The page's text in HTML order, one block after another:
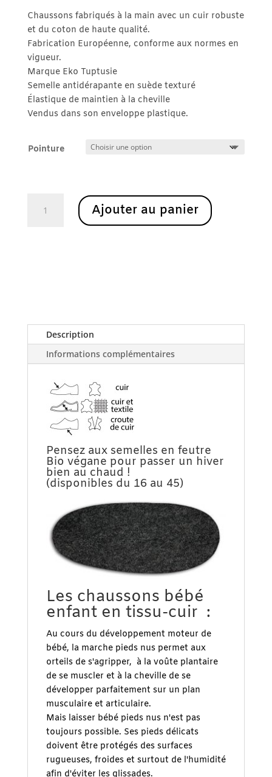
prix :
13.50€
à
21.50€
Chaussons fabriqués à la main avec un cuir robuste
et du coton de haute qualité.
Fabrication Européenne, conforme aux normes en
vigueur.
Marque Eko Tuptusie
Semelle antidérapante en suède texturé
Élastique de maintien à la cheville
Vendus dans son enveloppe plastique.
Pointure
Ajouter au panier
Description
Informations complémentaires
Pensez aux semelles en feutre
Bio végane pour passer un hiver
bien au chaud !
(disponibles du 16 au 45)
Les chaussons bébé
enfant en tissu-cuir :
Au cours du développement moteur de
bébé, la marche pieds nus permet aux
orteils de s'agripper, à la voûte plantaire
de se muscler et à la cheville de se
développer parfaitement sur un plan
musculaire et articulaire.
Mais laisser bébé pieds nus n'est pas
toujours possible. Ses pieds délicats
doivent être protégés des surfaces
rugueuses, froides et surtout de l'humidité
afin d'éviter les glissades.